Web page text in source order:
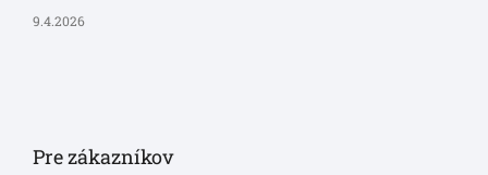
9.4.2026
Pre zákazníkov